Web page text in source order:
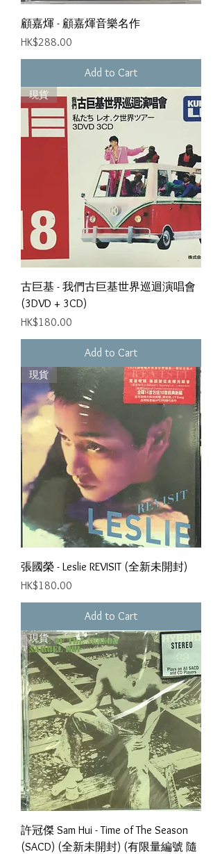
顧嘉煇 - 顧嘉煇音樂名作
Price
HK$288.00
Add to Cart
現貨
古巨基 - 我們古巨基世界巡迴演唱會
(3DVD + 3CD)
Price
HK$180.00
Add to Cart
現貨
張國榮 - Leslie REVISIT (全新未開封)
Price
HK$180.00
Add to Cart
現貨
許冠傑 Sam Hui - Time of The Season
(SACD) (全新未開封) (有限量編號 隨